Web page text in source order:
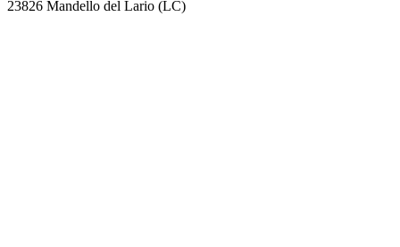
23826 Mandello del Lario (LC)